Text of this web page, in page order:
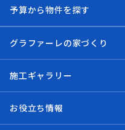
予算から物件を探す
グラファーレの家づくり
施工ギャラリー
お役立ち情報